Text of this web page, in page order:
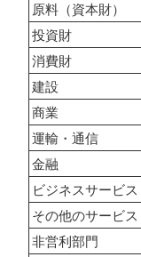
原料（資本財）
投資財
消費財
建設
商業
運輸・通信
金融
ビジネスサービス
その他のサービス
非営利部門